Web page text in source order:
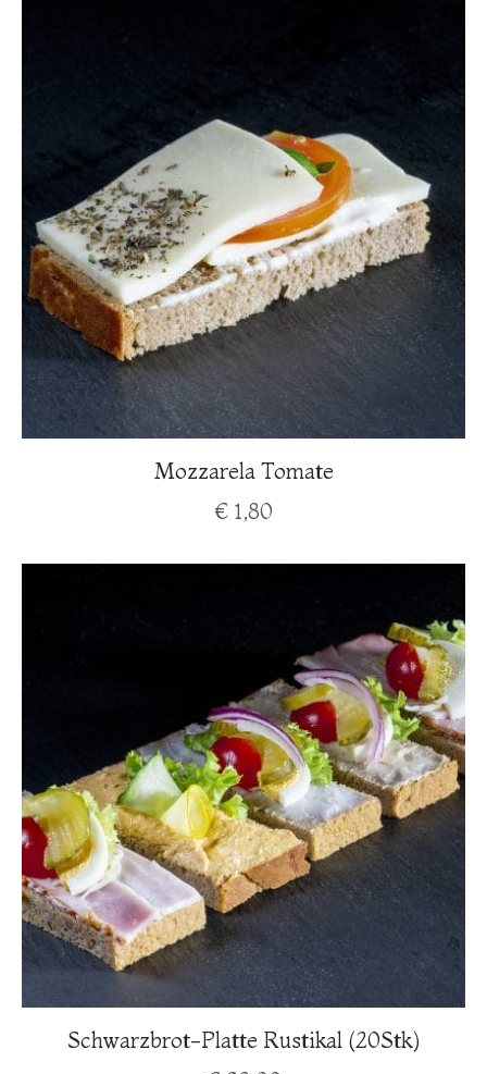
Mozzarela Tomate
€ 1,80
Schwarzbrot-Platte Rustikal (20Stk)